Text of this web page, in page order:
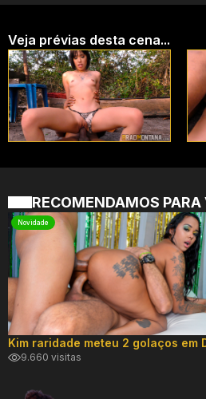
Veja prévias desta cena...
RECOMENDAMOS PARA
Novidade
9.660 visitas